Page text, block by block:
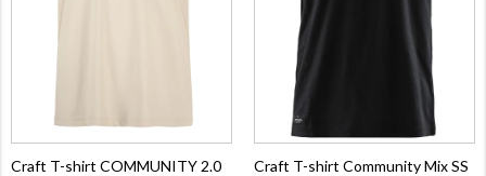
Craft T-shirt COMMUNITY 2.0
Craft T-shirt Community Mix SS